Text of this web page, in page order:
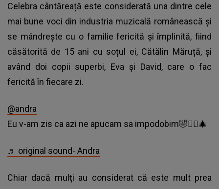
Celebra cântăreață este considerată una dintre cele
mai bune voci din industria muzicală românească și
se mândrește cu o familie fericită și împlinită, fiind
căsătorită de 15 ani cu soțul ei, Cătălin Măruță, și
având doi copii superbi, Eva și David, care o fac
fericită în fiecare zi.
@andra
Eu v-am zis ca azi ne apucam sa impodobim🤣✌🏼🎄
♬ original sound- Andra
Chiar dacă mulți au considerat că este mult prea